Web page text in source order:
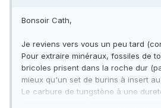
Bonsoir Cath,
Je reviens vers vous un peu tard
Pour extraire minéraux, fossiles de
bricoles prisent dans la roche dur
mieux qu'un set de burins à insert
Le carbure de tungstène à une